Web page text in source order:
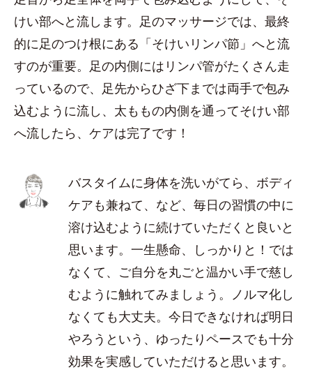
けい部へと流します。足のマッサージでは、最終
的に足のつけ根にある「そけいリンパ節」へと流
すのが重要。足の内側にはリンパ管がたくさん走
っているので、足先からひざ下までは両手で包み
込むように流し、太ももの内側を通ってそけい部
へ流したら、ケアは完了です！
バスタイムに身体を洗いがてら、ボディ
ケアも兼ねて、など、毎日の習慣の中に
溶け込むように続けていただくと良いと
思います。一生懸命、しっかりと！では
なくて、ご自分を丸ごと温かい手で慈し
むように触れてみましょう。ノルマ化し
なくても大丈夫。今日できなければ明日
やろうという、ゆったりペースでも十分
効果を実感していただけると思います。